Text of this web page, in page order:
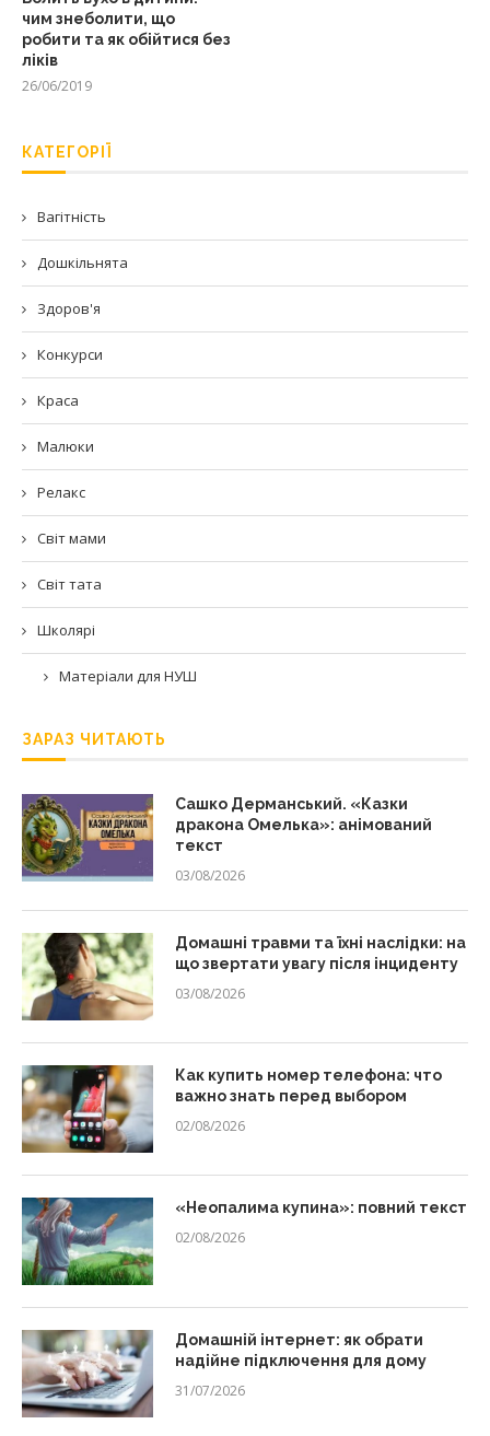
чим знеболити, що
робити та як обійтися без
ліків
26/06/2019
КАТЕГОРІЇ
Вагітність
Дошкільнята
Здоров'я
Конкурси
Краса
Малюки
Релакс
Світ мами
Світ тата
Школярі
Матеріали для НУШ
ЗАРАЗ ЧИТАЮТЬ
Сашко Дерманський. «Казки
дракона Омелька»: анімований
текст
03/08/2026
Домашні травми та їхні наслідки: на
що звертати увагу після інциденту
03/08/2026
Как купить номер телефона: что
важно знать перед выбором
02/08/2026
«Неопалима купина»: повний текст
02/08/2026
Домашній інтернет: як обрати
надійне підключення для дому
31/07/2026